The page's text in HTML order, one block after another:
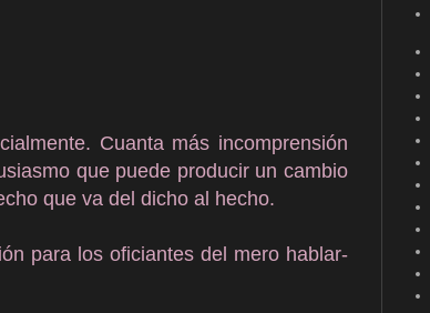
Cuanta más incomprensión
que puede producir un cambio
que va del dicho al hecho.
para los oficiantes del mero hablar-